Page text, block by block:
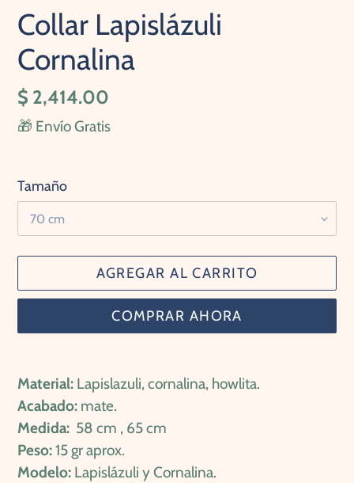
Collar Lapislázuli
Cornalina
Precio
habitual
$ 2,414.00
🎁 Envío Gratis
Tamaño
AGREGAR AL CARRITO
COMPRAR AHORA
el
producto
a
tu
carrito
Material: Lapislazuli, cornalina, howlita.
Acabado: mate.
Medida: 58 cm , 65 cm
Peso:15 gr aprox.
Modelo: Lapislázuli y Cornalina.